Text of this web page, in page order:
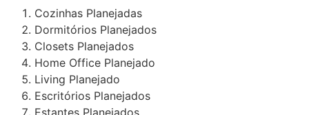
Cozinhas Planejadas
Dormitórios Planejados
Closets Planejados
Home Office Planejado
Living Planejado
Escritórios Planejados
Estantes Planejados